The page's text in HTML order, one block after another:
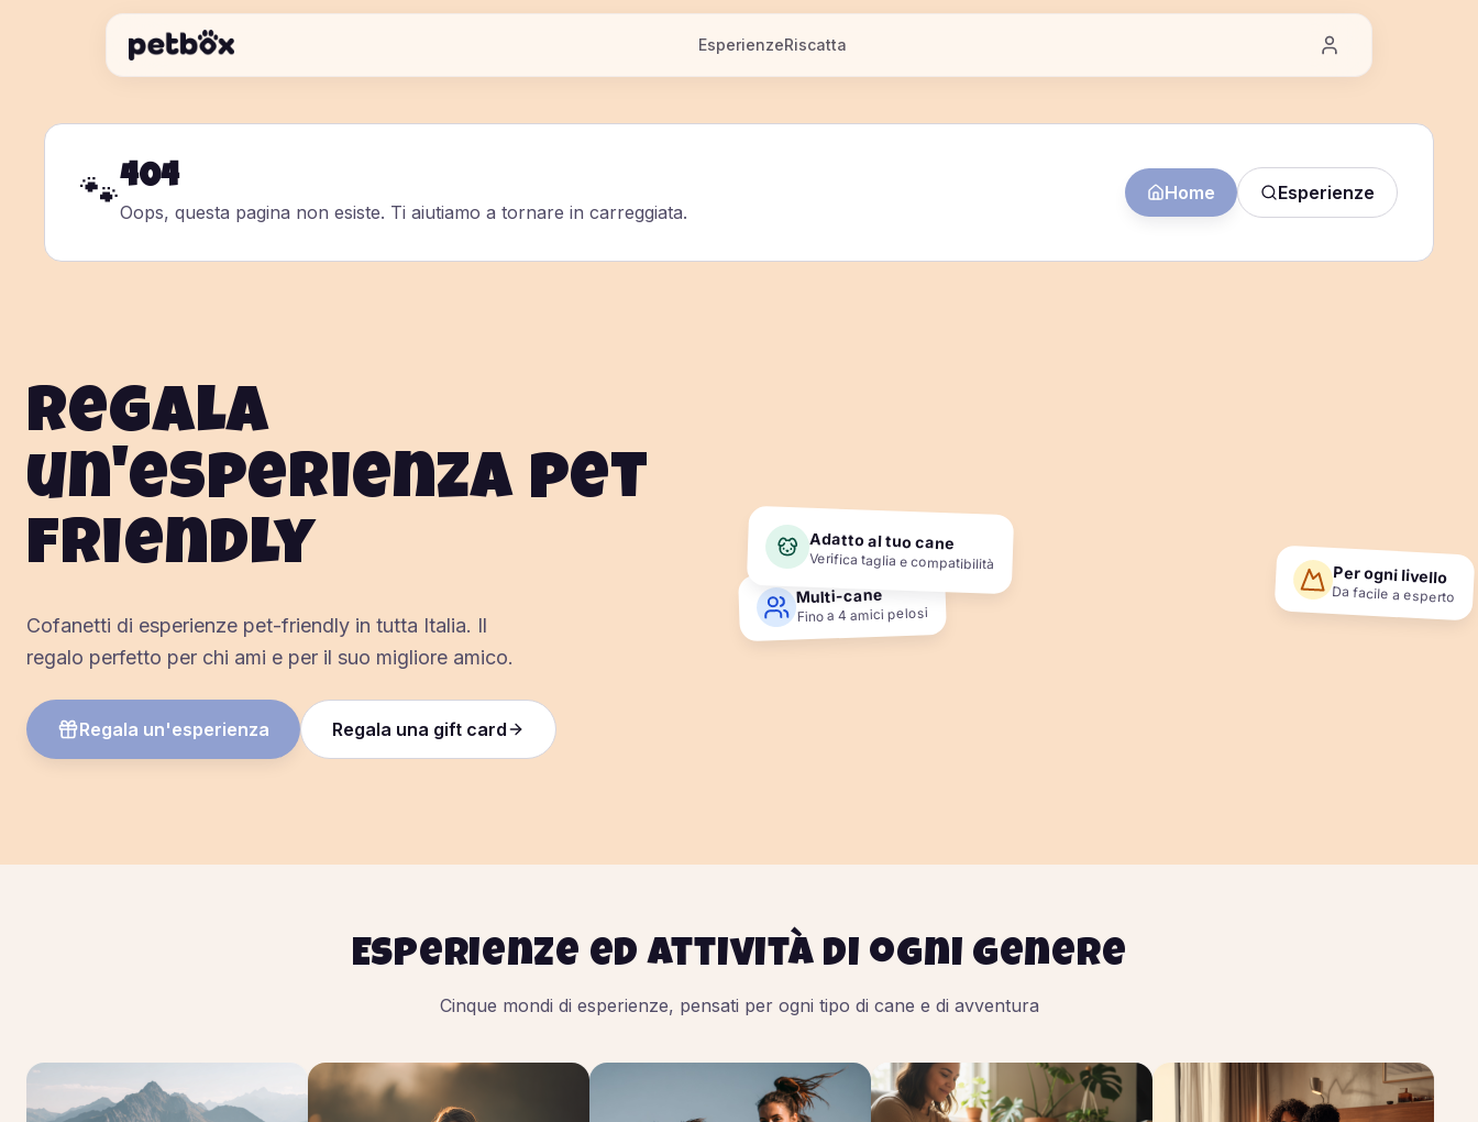
EsperienzeRiscatta
🐾404
Oops, questa pagina non esiste. Ti aiutiamo a tornare in carreggiata.
Home Esperienze
Regala
un'esperienza pet
friendly
Cofanetti di esperienze pet-friendly in tutta Italia. Il
regalo perfetto per chi ami e per il suo migliore amico.
Regala un'esperienza Regala una gift card
Per ogni livello
Da facile a esperto
Multi-cane
Fino a 4 amici pelosi
Adatto al tuo cane
Verifica taglia e compatibilità
Esperienze ed attività di ogni genere
Cinque mondi di esperienze, pensati per ogni tipo di cane e di avventura